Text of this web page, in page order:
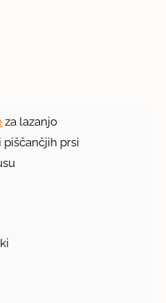
za lazanjo
piščančjih prsi